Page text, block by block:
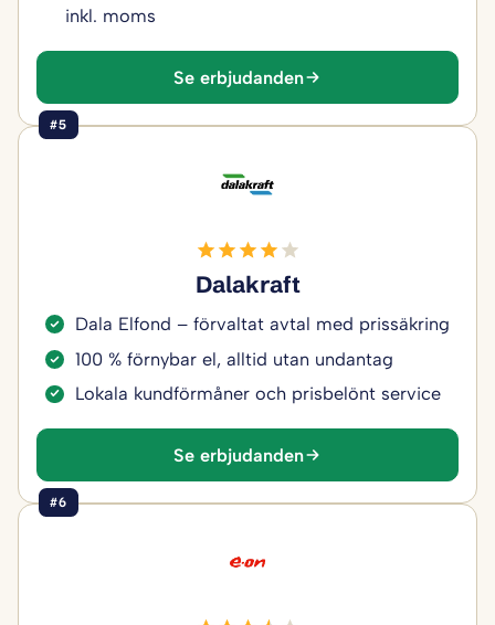
inkl. moms
Se erbjudanden
#5
Dalakraft
Dala Elfond – förvaltat avtal med prissäkring
100 % förnybar el, alltid utan undantag
Lokala kundförmåner och prisbelönt service
Se erbjudanden
#6